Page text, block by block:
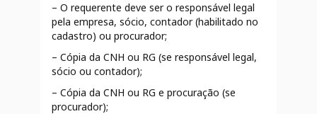
– O requerente deve ser o responsável legal
pela empresa, sócio, contador (habilitado no
cadastro) ou procurador;
– Cópia da CNH ou RG (se responsável legal,
sócio ou contador);
– Cópia da CNH ou RG e procuração (se
procurador);